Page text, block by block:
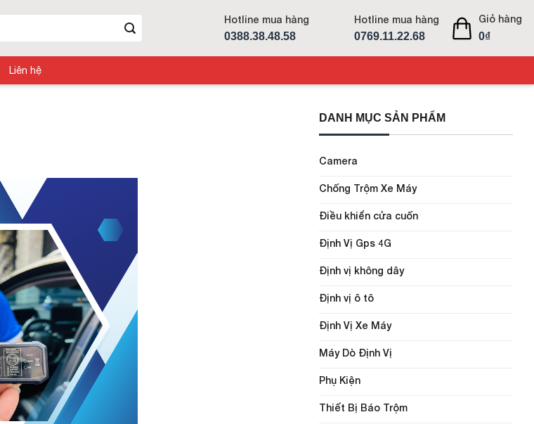
Hotline mua hàng
0388.38.48.58
Hotline mua hàng
0769.11.22.68
Giỏ hàng
0₫
Liên hệ
DANH MỤC SẢN PHẨM
Camera
Chống Trộm Xe Máy
Điều khiển cửa cuốn
Định Vị Gps 4G
Định vị không dây
Định vị ô tô
Định Vị Xe Máy
Máy Dò Định Vị
Phụ Kiện
Thiết Bị Báo Trộm